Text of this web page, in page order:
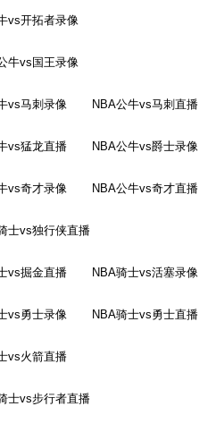
vs开拓者录像
牛vs国王录像
vs马刺录像 NBA公牛vs马刺直播
vs猛龙直播 NBA公牛vs爵士录像
vs奇才录像 NBA公牛vs奇才直播
士vs独行侠直播
vs掘金直播 NBA骑士vs活塞录像
vs勇士录像 NBA骑士vs勇士直播
vs火箭直播
士vs步行者直播